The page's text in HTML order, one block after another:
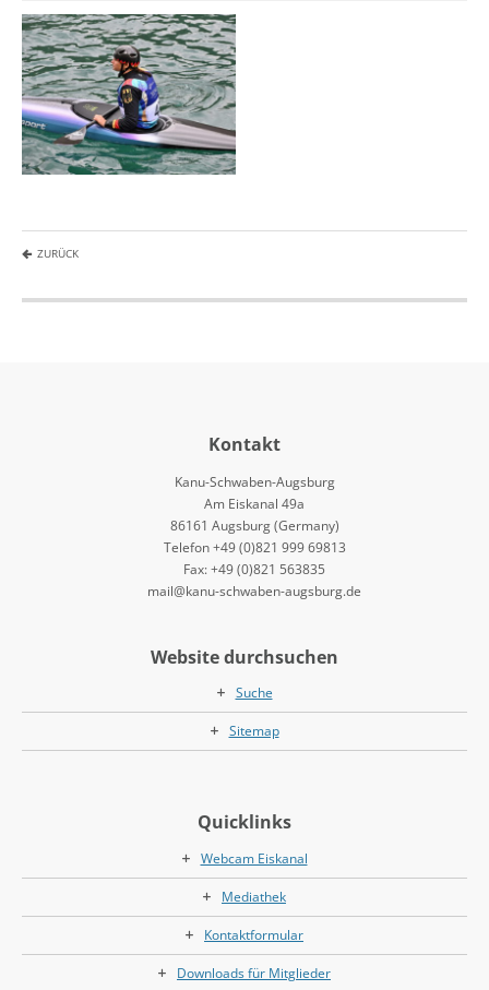
ZURÜCK
Kontakt
Kanu-Schwaben-Augsburg
Am Eiskanal 49a
86161 Augsburg (Germany)
Telefon +49 (0)821 999 69813
Fax: +49 (0)821 563835
mail@kanu-schwaben-augsburg.de
Website durchsuchen
Suche
Sitemap
Quicklinks
Webcam Eiskanal
Mediathek
Kontaktformular
Downloads für Mitglieder